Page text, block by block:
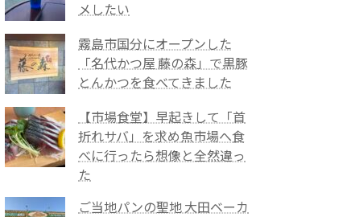
メしたい
霧島市国分にオープンした
「名代かつ屋 藤の森」で黒豚
とんかつを食べてきました
【市場食堂】早起きして「首
折れサバ」を求め魚市場へ食
べに行ったら想像と全然違っ
た
ご当地パンの聖地 大田ベーカ